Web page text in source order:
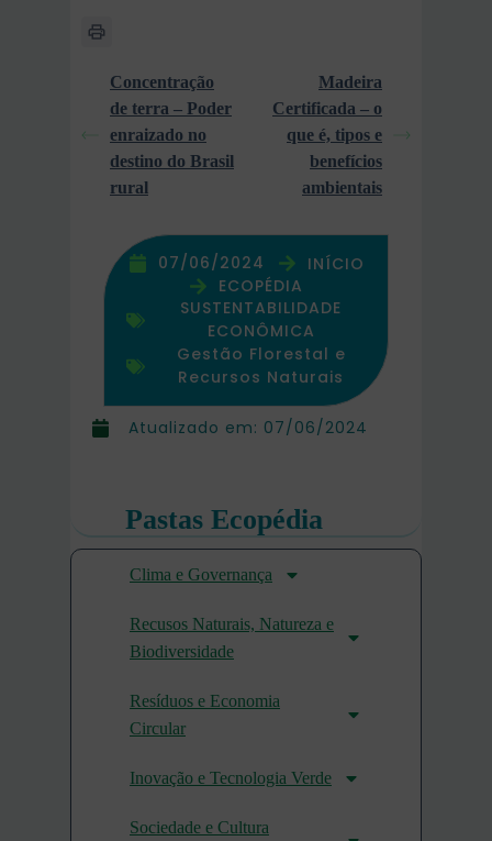
Atualizado em: 07/06/2024
Concentração
de terra – Poder
enraizado no
destino do Brasil
rural
Madeira
Certificada – o
que é, tipos e
benefícios
ambientais
07/06/2024
INÍCIO
ECOPÉDIA
SUSTENTABILIDADE
ECONÔMICA
Gestão Florestal e
Recursos Naturais
Pastas Ecopédia
Clima e Governança
Recusos Naturais, Natureza e
Biodiversidade
Resíduos e Economia
Circular
Inovação e Tecnologia Verde
Sociedade e Cultura